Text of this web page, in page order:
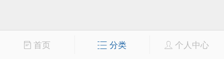
首页 分类 个人中心